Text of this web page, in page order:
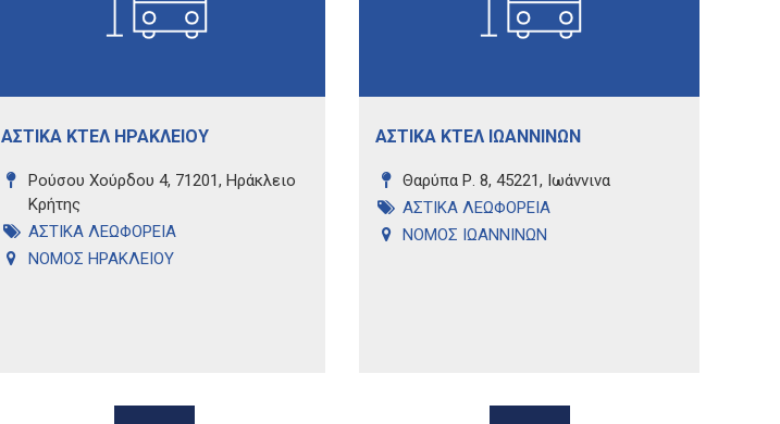
ΑΣΤΙΚΑ ΚΤΕΛ ΗΡΑΚΛΕΙΟΥ
Ρούσου Χούρδου 4, 71201, Ηράκλειο
Κρήτης
ΑΣΤΙΚΑ ΛΕΩΦΟΡΕΙΑ
ΝΟΜΟΣ ΗΡΑΚΛΕΙΟΥ
ΑΣΤΙΚΑ ΚΤΕΛ ΙΩΑΝΝΙΝΩΝ
Θαρύπα Ρ. 8, 45221, Ιωάννινα
ΑΣΤΙΚΑ ΛΕΩΦΟΡΕΙΑ
ΝΟΜΟΣ ΙΩΑΝΝΙΝΩΝ